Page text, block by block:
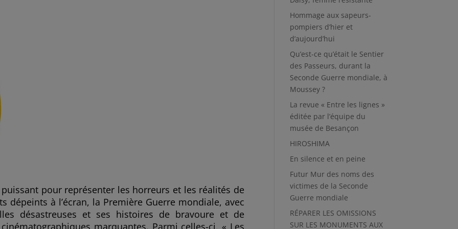
pour représenter les horreurs et les réalités de
dépeints à l’écran, la Première Guerre mondiale, avec
désastreuses et ses histoires de bravoure et de
marquantes. Parmi celles-ci, « Les
Hommage aux sapeurs-
pompiers d’hier et
d’aujourd’hui
Qu’est-ce qu’était le Sentier
des Passeurs, durant la
Seconde Guerre mondiale, à
Moussey ?
La revue « Entre les lignes »
éditée par l’équipe du
musée de Besançon
HIROSHIMA
En silence et en peine
Futur Mur des noms des
victimes de la Seconde
Guerre mondiale
RÉPARER LES OMISSIONS
SUR LES MONUMENTS AUX